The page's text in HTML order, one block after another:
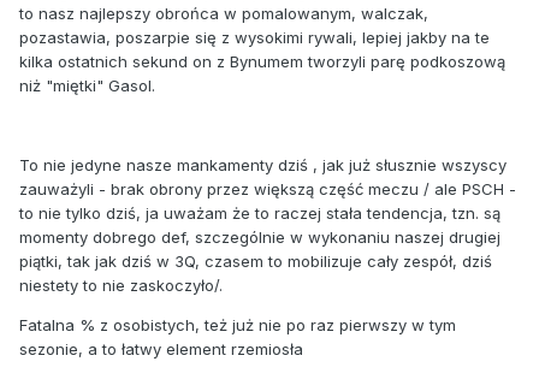
to nasz najlepszy obrońca w pomalowanym, walczak,
pozastawia, poszarpie się z wysokimi rywali, lepiej jakby na te
kilka ostatnich sekund on z Bynumem tworzyli parę podkoszową
niż "miętki" Gasol.
To nie jedyne nasze mankamenty dziś , jak już słusznie wszyscy
zauważyli - brak obrony przez większą część meczu / ale PSCH -
to nie tylko dziś, ja uważam że to raczej stała tendencja, tzn. są
momenty dobrego def, szczególnie w wykonaniu naszej drugiej
piątki, tak jak dziś w 3Q, czasem to mobilizuje cały zespół, dziś
niestety to nie zaskoczyło/.
Fatalna % z osobistych, też już nie po raz pierwszy w tym
sezonie, a to łatwy element rzemiosła